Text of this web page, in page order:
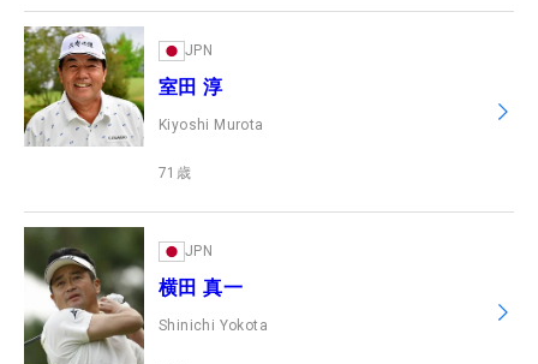
JPN
室田 淳
Kiyoshi Murota
71 歳
JPN
横田 真一
Shinichi Yokota